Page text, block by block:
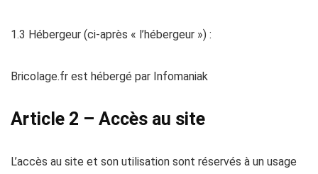
1.3 Hébergeur (ci-après « l’hébergeur ») :
Bricolage.fr est hébergé par Infomaniak
Article 2 – Accès au site
L’accès au site et son utilisation sont réservés à un usage